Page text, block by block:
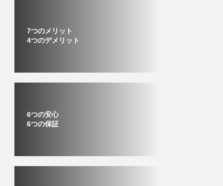
7つのメリット
4つのデメリット
6つの安心
6つの保証